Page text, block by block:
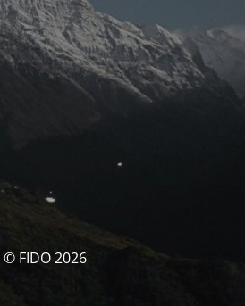
© FIDO 2026